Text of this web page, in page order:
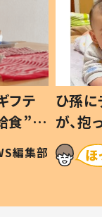
フテ
食”を
の親
編集部
ひ孫
が、
「涙が
い」